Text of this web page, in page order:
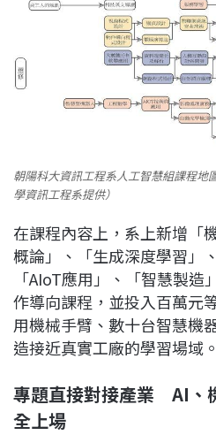
朝陽科大資訊工程系人工智慧組課程地
學資訊工程系提供）
在課程內容上，系上新增「
概論」、「生成深度學習」
「AIoT應用」、「智慧製
作導向課程，並投入百萬元
用機械手臂、數十台智慧機
造接近真實工廠的學習場域。
專題直接對接產業 AI、
全上場